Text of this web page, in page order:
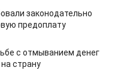
законодательно
предоплату
с отмыванием денег
страну